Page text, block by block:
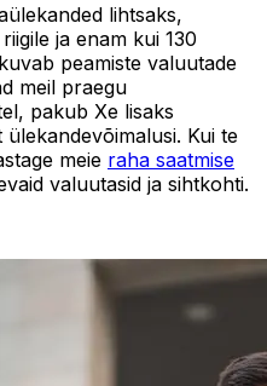
lihtsaks,
ja enam kui 130
peamiste valuutade
meil praegu
pakub Xe lisaks
Kui te
meie raha saatmise
valuutasid ja sihtkohti.